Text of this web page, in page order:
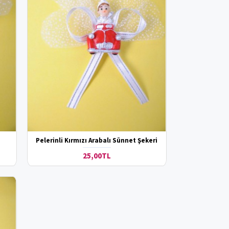
Pelerinli Kırmızı Arabalı Sünnet Şekeri
25,00TL